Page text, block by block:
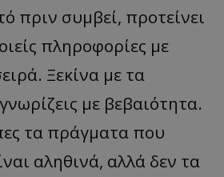
πριν συμβεί, προτείνει
πληροφορίες με
Ξεκίνα με τα
με βεβαιότητα.
τα πράγματα που
αληθινά, αλλά δεν τα